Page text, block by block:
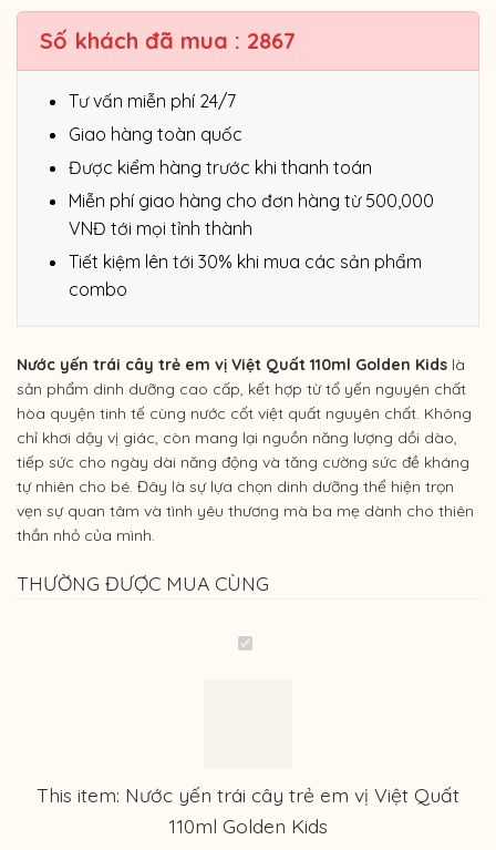
đánh giá
Số khách đã mua : 2867
Tư vấn miễn phí 24/7
Giao hàng toàn quốc
Được kiểm hàng trước khi thanh toán
Miễn phí giao hàng cho đơn hàng từ 500,000
VNĐ tới mọi tỉnh thành
Tiết kiệm lên tới 30% khi mua các sản phẩm
combo
Nước yến trái cây trẻ em vị Việt Quất 110ml Golden Kids là
sản phẩm dinh dưỡng cao cấp, kết hợp từ tổ yến nguyên chất
hòa quyện tinh tế cùng nước cốt việt quất nguyên chất. Không
chỉ khơi dậy vị giác, còn mang lại nguồn năng lượng dồi dào,
tiếp sức cho ngày dài năng động và tăng cường sức đề kháng
tự nhiên cho bé. Đây là sự lựa chọn dinh dưỡng thể hiện trọn
vẹn sự quan tâm và tình yêu thương mà ba mẹ dành cho thiên
thần nhỏ của mình.
THƯỜNG ĐƯỢC MUA CÙNG
Nước
vị
Việt
This item: Nước yến trái cây trẻ em vị Việt Quất
110ml Golden Kids